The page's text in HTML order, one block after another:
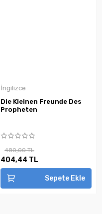
İngilizce
Die Kleinen Freunde Des
Propheten
480,00 TL
404,44 TL
Sepete Ekle